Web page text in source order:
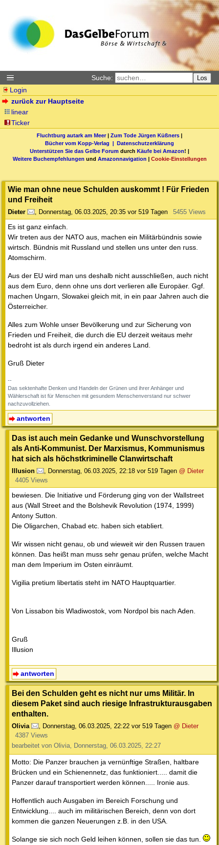
Suche: Los
Login
zurück zur Hauptseite
linear
Ticker
Fluchtburg autark am Meer| Zum Tode Jürgen Küßners |
Bücher vom Kopp-Verlag | Datenschutzerklärung
Unterstützen Sie das Gelbe Forum durch Käufe bei Amazon! |
Weitere Buchempfehlungen und Amazonnavigation | Cookie-Einstellungen
Wie man ohne neue Schulden auskommt ! Für Frieden
und Freiheit
Dieter , Donnerstag, 06.03.2025, 20:35 vor 519 Tagen 5455 Views
Es ist ganz einfach.
Wir treten aus der NATO aus, machen ein Militärbündnis sowie
wirtsch. Bündnis mit Russland und stellen uns unter den russ.
Atomschirm.
Aus der EU wird man uns deshalb nicht ausschließen, auch nicht
aus dem Euro, denn ohne uns dort verlieren alle Europäer. Ggf.
machen Ungarn, Slowakei gleich mit, in ein paar Jahren auch die
Österreicher.
Alles zum Wohle unser Bevölkerung und zur Sicherung von
Frieden und Freiheit, die durch die EU derzeit weitaus mehr
bedroht ist als durch irgend ein anderes Land.
Gruß Dieter
--
Das sektenhafte Denken und Handeln der Grünen und ihrer Anhänger und
Wählerschaft ist für Menschen mit gesundem Menschenverstand nur schwer
nachzuvollziehen.
antworten
Das ist auch mein Gedanke und Wunschvorstellung
als Anti-Kommunist. Der Marxismus, Kommunismus
hat sich als höchstkriminelle Clanwirtschaft
Illusion , Donnerstag, 06.03.2025, 22:18 vor 519 Tagen @ Dieter
4405 Views
bewiesen. Die Initiative und Förderung ging von der Wallstreet
aus (Wall Street and the Bolshevik Revolution (1974, 1999)
Antony Sutton.
Die Oligarchen, Chabad etc. haben sich etabliert.
Wir wissen nicht genau, ob und wieweit wir den Russen trauen
können. Das heißt man muss sehr genau prüfen, welche Macht
man dem Imperium im Osten einräumt.
Vigilia pretium libertatis steht im NATO Hauptquartier.
Von Lissabon bis Wladiwostok, vom Nordpol bis nach Aden.
Gruß
Illusion
antworten
Bei den Schulden geht es nicht nur ums Militär. In
diesem Paket sind auch riesige Infrastrukturausgaben
enthalten.
Olivia , Donnerstag, 06.03.2025, 22:22 vor 519 Tagen @ Dieter
4387 Views
bearbeitet von Olivia, Donnerstag, 06.03.2025, 22:27
Motto: Die Panzer brauchen ja vernünftige Straßen, haltbare
Brücken und ein Schienennetz, das funktioniert..... damit die
Panzer darauf transportiert werden können..... Ironie aus.
Hoffentlich auch Ausgaben im Bereich Forschung und
Entwicklung.... auch im militärischen Bereich, denn von dort
kommen die ganzen Neuerungen z.B. in den USA.
Solange sie sich noch Geld leihen können, sollen sie das tun.